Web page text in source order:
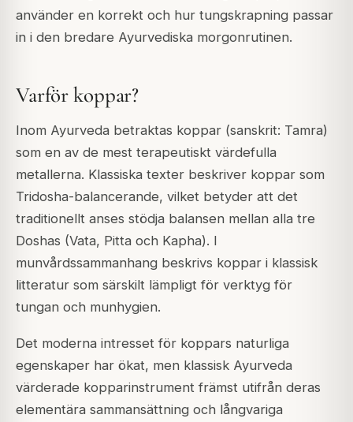
använder en korrekt och hur tungskrapning passar
in i den bredare Ayurvediska morgonrutinen.
Varför koppar?
Inom Ayurveda betraktas koppar (sanskrit: Tamra)
som en av de mest terapeutiskt värdefulla
metallerna. Klassiska texter beskriver koppar som
Tridosha-balancerande, vilket betyder att det
traditionellt anses stödja balansen mellan alla tre
Doshas (Vata, Pitta och Kapha). I
munvårdssammanhang beskrivs koppar i klassisk
litteratur som särskilt lämpligt för verktyg för
tungan och munhygien.
Det moderna intresset för koppars naturliga
egenskaper har ökat, men klassisk Ayurveda
värderade kopparinstrument främst utifrån deras
elementära sammansättning och långvariga